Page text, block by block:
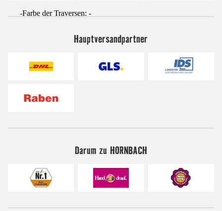
-Farbe der Traversen: -
Hauptversandpartner
Darum zu HORNBACH